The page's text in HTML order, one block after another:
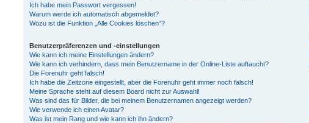
Ich habe mein Passwort vergessen!
Warum werde ich automatisch abgemeldet?
Wozu ist die Funktion „Alle Cookies löschen“?
Benutzerpräferenzen und -einstellungen
Wie kann ich meine Einstellungen ändern?
Wie kann ich verhindern, dass mein Benutzername in der Online-Liste auftaucht?
Die Forenuhr geht falsch!
Ich habe die Zeitzone eingestellt, aber die Forenuhr geht immer noch falsch!
Meine Sprache steht auf diesem Board nicht zur Auswahl!
Was sind das für Bilder, die bei meinem Benutzernamen angezeigt werden?
Wie verwende ich einen Avatar?
Was ist mein Rang und wie kann ich ihn ändern?